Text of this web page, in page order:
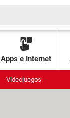
Apps e Internet
Videojuegos